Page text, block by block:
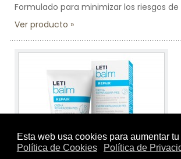
Formulado para minimizar los riesgos de
Ver producto